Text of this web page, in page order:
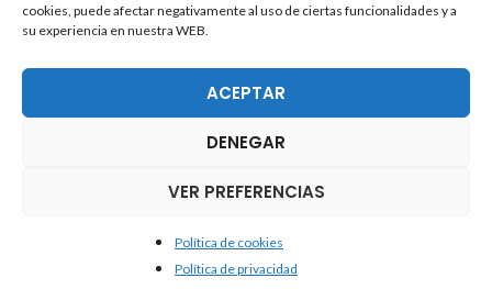
cookies, puede afectar negativamente al uso de ciertas funcionalidades y a
su experiencia en nuestra WEB.
ACEPTAR
DENEGAR
VER PREFERENCIAS
Política de cookies
Política de privacidad
2026 Dake. Todos los derechos reservados.
Política de privacidad